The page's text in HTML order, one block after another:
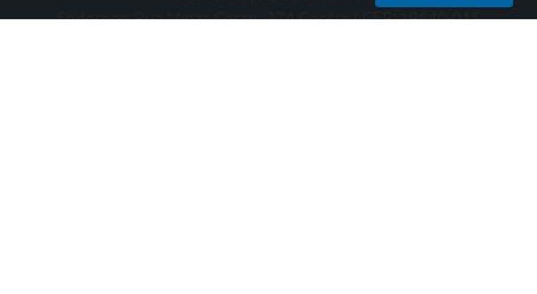
Endereço: Rua Minas Gerais, 274 Centro | CEP: 19640-015